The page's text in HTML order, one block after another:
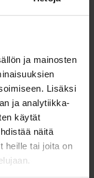
ja mainosten
Lisäksi
ja analytiikka-
käytät
näitä
heille tai joita on
leveys 11